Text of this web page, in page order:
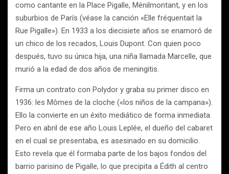
como cantante en la Place Pigalle, Ménilmontant, y en los
suburbios de París (véase la canción «Elle fréquentait la
Rue Pigalle»). En 1933 a los diecisiete años se enamoró de
un chico de los recados, Louis Dupont. Con quien poco
después, tuvo su única hija, una niña llamada Marcelle, que
murió a la edad de dos años de meningitis.
Firma un contrato con Polydor y graba su primer disco en
1936: les Mômes de la cloche («los niños de la campana»).
Ello la convierte en un éxito mediático de forma inmediata.
Pero en abril de ese año Louis Leplée, el dueño del cabaret
en el cual se presentaba, es asesinado en su domicilio.
Esto revela que él formaba parte de los bajos fondos del
barrio parisino de Pigalle, lo que precipita a Édith al centro